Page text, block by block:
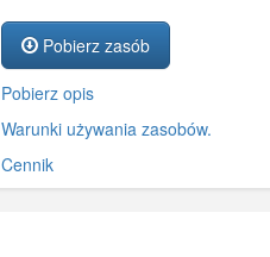
Pobierz zasób
Pobierz opis
Warunki używania zasobów.
Cennik